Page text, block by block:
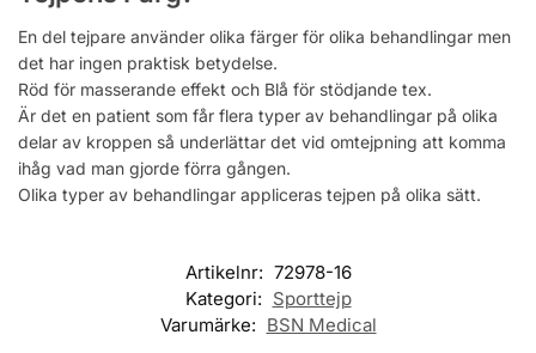
En del tejpare använder olika färger för olika behandlingar men
det har ingen praktisk betydelse.
Röd för masserande effekt och Blå för stödjande tex.
Är det en patient som får flera typer av behandlingar på olika
delar av kroppen så underlättar det vid omtejpning att komma
ihåg vad man gjorde förra gången.
Olika typer av behandlingar appliceras tejpen på olika sätt.
Artikelnr: 72978-16
Kategori: Sporttejp
Varumärke: BSN Medical